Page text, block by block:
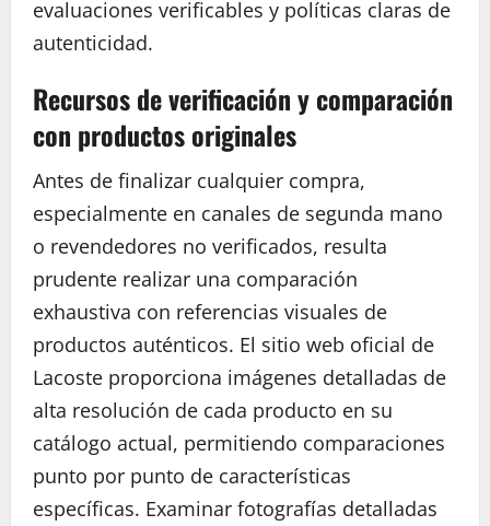
evaluaciones verificables y políticas claras de
autenticidad.
Recursos de verificación y comparación
con productos originales
Antes de finalizar cualquier compra,
especialmente en canales de segunda mano
o revendedores no verificados, resulta
prudente realizar una comparación
exhaustiva con referencias visuales de
productos auténticos. El sitio web oficial de
Lacoste proporciona imágenes detalladas de
alta resolución de cada producto en su
catálogo actual, permitiendo comparaciones
punto por punto de características
específicas. Examinar fotografías detalladas